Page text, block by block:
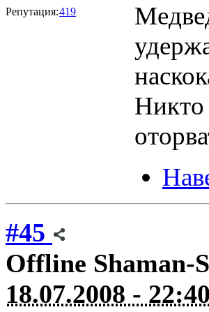
Репутация:419
Никто
#45
Offline Shaman-
18.07.2008 -